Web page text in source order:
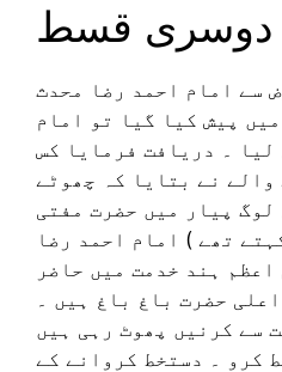
دوسری قسط
سے امام احمد رضا محدث
پیش کیا گیا تو امام
لیا ۔ دریافت فرمایا کس
والے نے بتایا کہ چھوٹے
لوگ پیار میں حضرت مفتی
تھے ) امام احمد رضا
ہند خدمت میں حاضر
حضرت باغ باغ ہیں ۔
سے کرنیں پھوٹ رہی ہیں
کرو ۔ دستخط کروانے کے